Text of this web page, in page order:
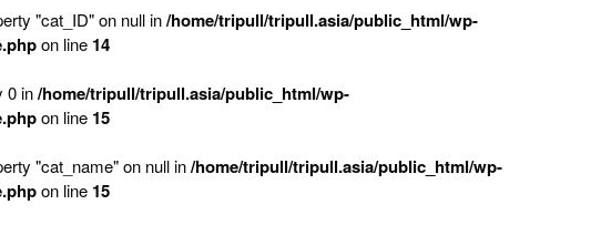
"cat_ID" on null in/home/tripull/tripull.asia/public_html/wp-
on line 14
0 in/home/tripull/tripull.asia/public_html/wp-
on line 15
"cat_name" on null in/home/tripull/tripull.asia/public_html/wp-
on line 15